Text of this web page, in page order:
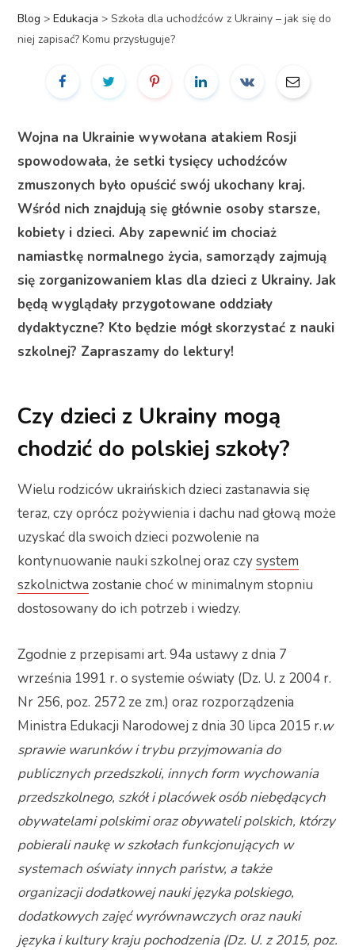
Blog > Edukacja > Szkoła dla uchodźców z Ukrainy – jak się do
niej zapisać? Komu przysługuje?
Wojna na Ukrainie wywołana atakiem Rosji
spowodowała, że setki tysięcy uchodźców
zmuszonych było opuścić swój ukochany kraj.
Wśród nich znajdują się głównie osoby starsze,
kobiety i dzieci. Aby zapewnić im chociaż
namiastkę normalnego życia, samorządy zajmują
się zorganizowaniem klas dla dzieci z Ukrainy. Jak
będą wyglądały przygotowane oddziały
dydaktyczne? Kto będzie mógł skorzystać z nauki
szkolnej? Zapraszamy do lektury!
Czy dzieci z Ukrainy mogą
chodzić do polskiej szkoły?
Wielu rodziców ukraińskich dzieci zastanawia się
teraz, czy oprócz pożywienia i dachu nad głową może
uzyskać dla swoich dzieci pozwolenie na
kontynuowanie nauki szkolnej oraz czysystem
szkolnictwa zostanie choć w minimalnym stopniu
dostosowany do ich potrzeb i wiedzy.
Zgodnie z przepisami art. 94a ustawy z dnia 7
września 1991 r. o systemie oświaty (Dz. U. z 2004 r.
Nr 256, poz. 2572 ze zm.) oraz rozporządzenia
Ministra Edukacji Narodowej z dnia 30 lipca 2015 r.w
sprawie warunków i trybu przyjmowania do
publicznych przedszkoli, innych form wychowania
przedszkolnego, szkół i placówek osób niebędących
obywatelami polskimi oraz obywateli polskich, którzy
pobierali naukę w szkołach funkcjonujących w
systemach oświaty innych państw, a także
organizacji dodatkowej nauki języka polskiego,
dodatkowych zajęć wyrównawczych oraz nauki
języka i kultury kraju pochodzenia (Dz. U. z 2015, poz.